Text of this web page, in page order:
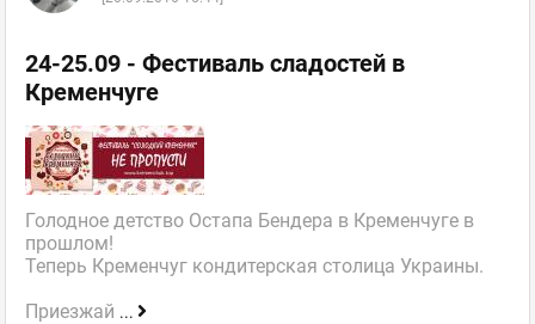
24-25.09 - Фестиваль сладостей в
Кременчуге
Голодное детство Остапа Бендера в Кременчуге в
прошлом!
Теперь Кременчуг кондитерская столица Украины.
Приезжай ...